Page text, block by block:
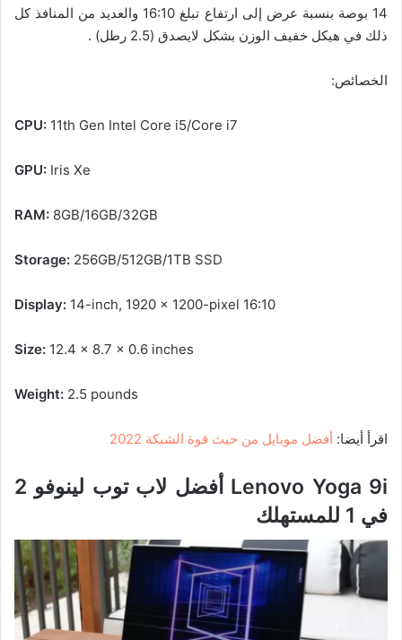
14 بوصة بنسبة عرض إلى ارتفاع تبلغ 16:10 والعديد من المنافذ كل
ذلك في هيكل خفيف الوزن بشكل لايصدق (2.5 رطل) .
الخصائص:
CPU: 11th Gen Intel Core i5/Core i7
GPU: Iris Xe
RAM: 8GB/16GB/32GB
Storage: 256GB/512GB/1TB SSD
Display: 14-inch, 1920 x 1200-pixel 16:10
Size: 12.4 x 8.7 x 0.6 inches
Weight: 2.5 pounds
اقرأ أيضا: أفضل موبايل من حيث قوة الشبكة 2022
Lenovo Yoga 9i
أفضل لاب توب لينوفو 2
في 1 للمستهلك